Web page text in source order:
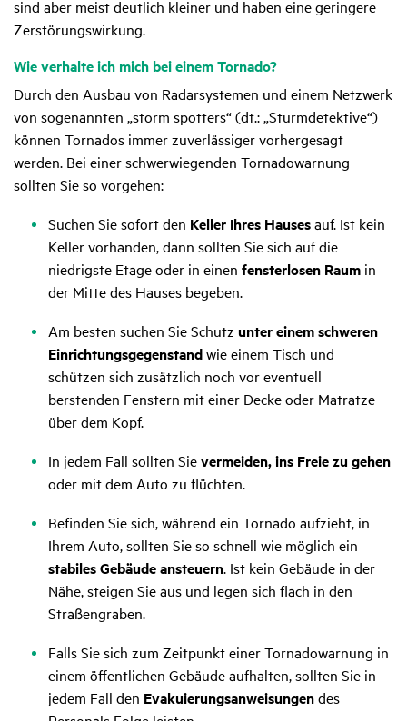
sind aber meist deutlich kleiner und haben eine geringere
Zerstörungswirkung.
Wie verhalte ich mich bei einem Tornado?
Durch den Ausbau von Radarsystemen und einem Netzwerk
von sogenannten „storm spotters“ (dt.: „Sturmdetektive“)
können Tornados immer zuverlässiger vorhergesagt
werden. Bei einer schwerwiegenden Tornadowarnung
sollten Sie so vorgehen:
Suchen Sie sofort den Keller Ihres Hausesauf. Ist kein
Keller vorhanden, dann sollten Sie sich auf die
niedrigste Etage oder in einen fensterlosen Raum in
der Mitte des Hauses begeben.
Am besten suchen Sie Schutz unter einem schweren
Einrichtungsgegenstandwie einem Tisch und
schützen sich zusätzlich noch vor eventuell
berstenden Fenstern mit einer Decke oder Matratze
über dem Kopf.
In jedem Fall sollten Sievermeiden, ins Freie zu gehen
oder mit dem Auto zu flüchten.
Befinden Sie sich, während ein Tornado aufzieht, in
Ihrem Auto, sollten Sie so schnell wie möglich ein
stabiles Gebäude ansteuern. Ist kein Gebäude in der
Nähe, steigen Sie aus und legen sich flach in den
Straßengraben.
Falls Sie sich zum Zeitpunkt einer Tornadowarnung in
einem öffentlichen Gebäude aufhalten, sollten Sie in
jedem Fall den Evakuierungsanweisungendes